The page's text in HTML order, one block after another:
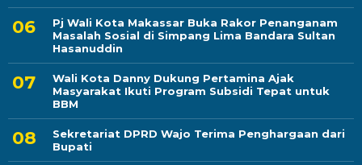
Pj Wali Kota Makassar Buka Rakor Penanganam
Masalah Sosial di Simpang Lima Bandara Sultan
Hasanuddin
Wali Kota Danny Dukung Pertamina Ajak
Masyarakat Ikuti Program Subsidi Tepat untuk
BBM
Sekretariat DPRD Wajo Terima Penghargaan dari
Bupati